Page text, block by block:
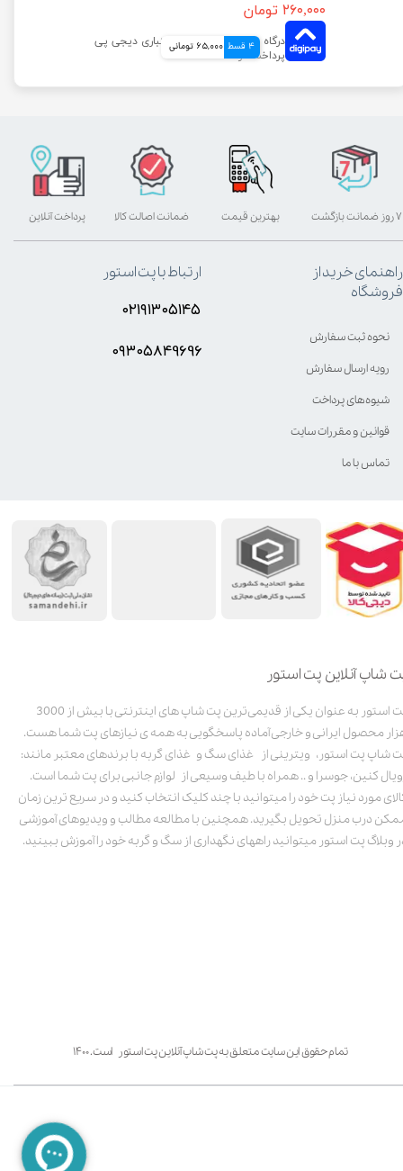
۲۶۰,۰۰۰ تومان
4 قسط 65,000 تومانی
شاپ آنلاین پت استور
پت استور به عنوان یکی از قدیمی‌ترین پت شاپ های اینترنتی با بیش از 3000
محصول ایرانی و خارجی آماده پاسخگویی به همه ی نیازهای پت شما هست.
شاپ پت استور، ویترینی از غذای سگ و غذای گربه با برندهای معتبر مانند:
کنین، جوسرا و .. همراه با طیف وسیعی از لوازم جانبی برای پت شما است.
مورد نیاز پت خود را میتوانید با چند کلیک انتخاب کنید و در سریع ترین زمان
درب منزل تحویل بگیرید. همچنین با مطالعه مطالب و ویدیوهای آموزشی
وبلاگ پت استور میتوانید راههای نگهداری از سگ و گربه خود را آموزش ببینید.
تمام حقوق این سایت متعلق به پت شاپ آنلاین پت استور است. ۱۴۰۰
بهترین قیمت پرداخت آنلاین ۷ روز ضمانت بازگشت ضمانت اصالت کالا
راهنمای خرید از
فروشگاه
نحوه ثبت سفارش
رویه ارسال سفارش
شیوه‌های پرداخت
قوانین و مقررات سایت
تماس با ما
ارتباط با پت استور
۰۲۱۹۱۳۰۵۱۴۵
۰۹۳۰۵8۴9696